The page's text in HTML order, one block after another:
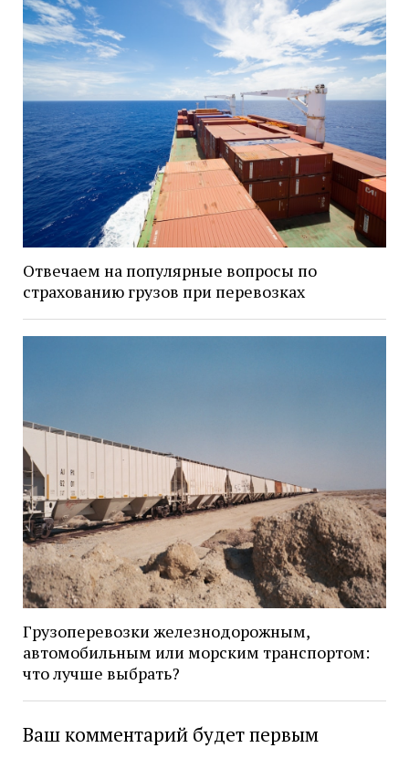
Отвечаем на популярные вопросы по
страхованию грузов при перевозках
Грузоперевозки железнодорожным,
автомобильным или морским транспортом:
что лучше выбрать?
Ваш комментарий будет первым